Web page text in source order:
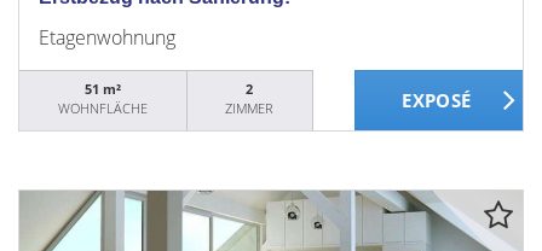
Etagenwohnung
51 m²
WOHNFLÄCHE
2
ZIMMER